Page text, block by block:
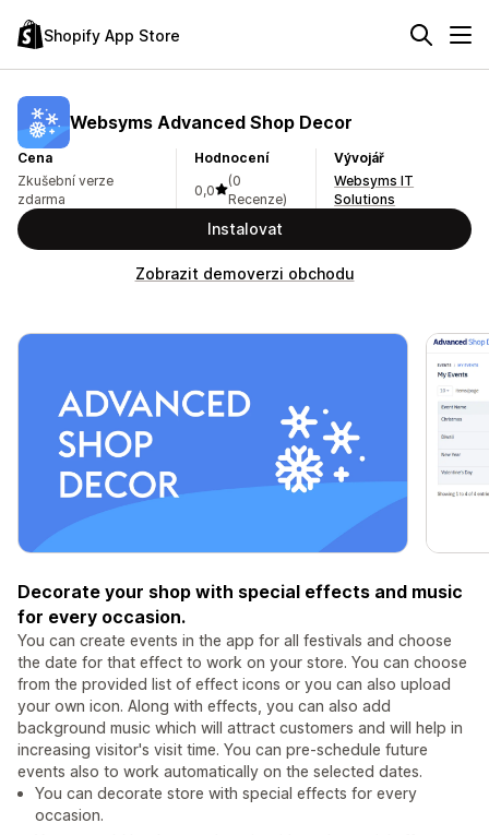
Shopify App Store
Websyms Advanced Shop Decor
Cena
Zkušební verze
zdarma
Hodnocení
0,0
(0
Recenze)
Vývojář
Websyms IT
Solutions
Instalovat
Zobrazit demoverzi obchodu
Decorate your shop with special effects and music
for every occasion.
You can create events in the app for all festivals and choose
the date for that effect to work on your store. You can choose
from the provided list of effect icons or you can also upload
your own icon. Along with effects, you can also add
background music which will attract customers and will help in
increasing visitor's visit time. You can pre-schedule future
events also to work automatically on the selected dates.
You can decorate store with special effects for every
occasion.